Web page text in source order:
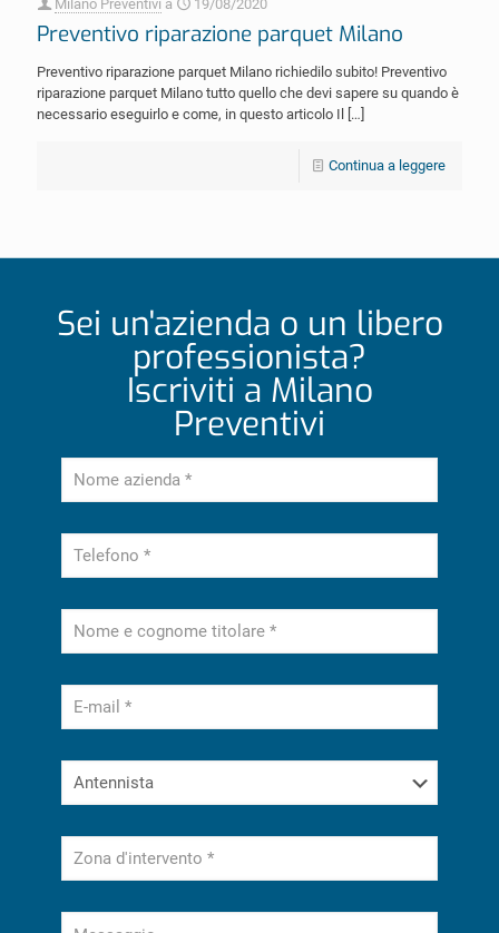
Milano Preventivi a 19/08/2020
Preventivo riparazione parquet Milano
Preventivo riparazione parquet Milano richiedilo subito! Preventivo
riparazione parquet Milano tutto quello che devi sapere su quando è
necessario eseguirlo e come, in questo articolo Il
[…]
Continua a leggere
Sei un'azienda o un libero
professionista?
Iscriviti a Milano
Preventivi